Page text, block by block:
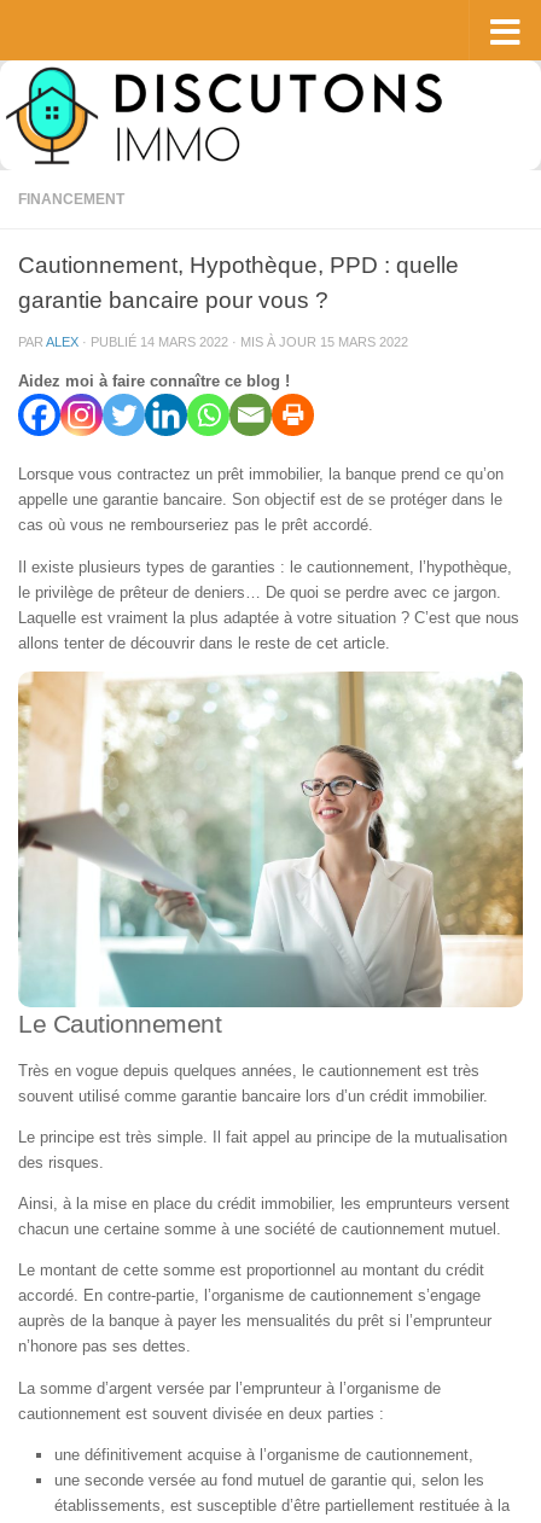
FINANCEMENT
Cautionnement, Hypothèque, PPD : quelle
garantie bancaire pour vous ?
PAR ALEX · PUBLIÉ 14 MARS 2022 · MIS À JOUR 15 MARS 2022
Aidez moi à faire connaître ce blog !
Lorsque vous contractez un prêt immobilier, la banque prend ce qu’on
appelle une garantie bancaire. Son objectif est de se protéger dans le
cas où vous ne rembourseriez pas le prêt accordé.
Il existe plusieurs types de garanties : le cautionnement, l’hypothèque,
le privilège de prêteur de deniers… De quoi se perdre avec ce jargon.
Laquelle est vraiment la plus adaptée à votre situation ? C’est que nous
allons tenter de découvrir dans le reste de cet article.
Le Cautionnement
Très en vogue depuis quelques années, le cautionnement est très
souvent utilisé comme garantie bancaire lors d’un crédit immobilier.
Le principe est très simple. Il fait appel au principe de la mutualisation
des risques.
Ainsi, à la mise en place du crédit immobilier, les emprunteurs versent
chacun une certaine somme à une société de cautionnement mutuel.
Le montant de cette somme est proportionnel au montant du crédit
accordé. En contre-partie, l’organisme de cautionnement s’engage
auprès de la banque à payer les mensualités du prêt si l’emprunteur
n’honore pas ses dettes.
La somme d’argent versée par l’emprunteur à l’organisme de
cautionnement est souvent divisée en deux parties :
une définitivement acquise à l’organisme de cautionnement
une seconde versée au fond mutuel de garantie qui, selon les
établissements, est susceptible d’être partiellement restituée à la